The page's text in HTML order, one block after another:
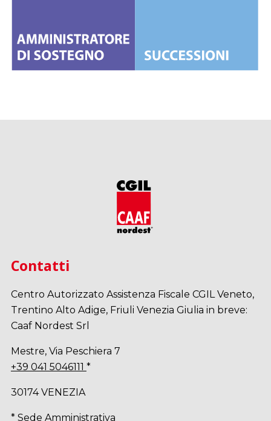
Contatti
Centro Autorizzato Assistenza Fiscale CGIL Veneto,
Trentino Alto Adige, Friuli Venezia Giulia in breve:
Caaf Nordest Srl
Mestre, Via Peschiera 7
+39 041 5046111 *
30174 VENEZIA
* Sede Amministrativa